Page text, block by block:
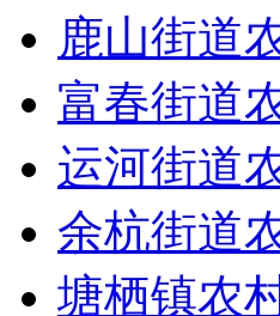
鹿山街道
富春街道
运河街道
余杭街道
塘栖镇农